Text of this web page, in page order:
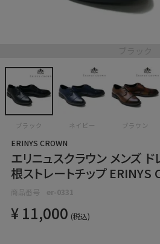
ブラック ネイビー ブラウン
ERINYS CROWN
エリニュスクラウン メンズ
根ストレートチップ
商品番号 er-0331
¥ 11,000 税込